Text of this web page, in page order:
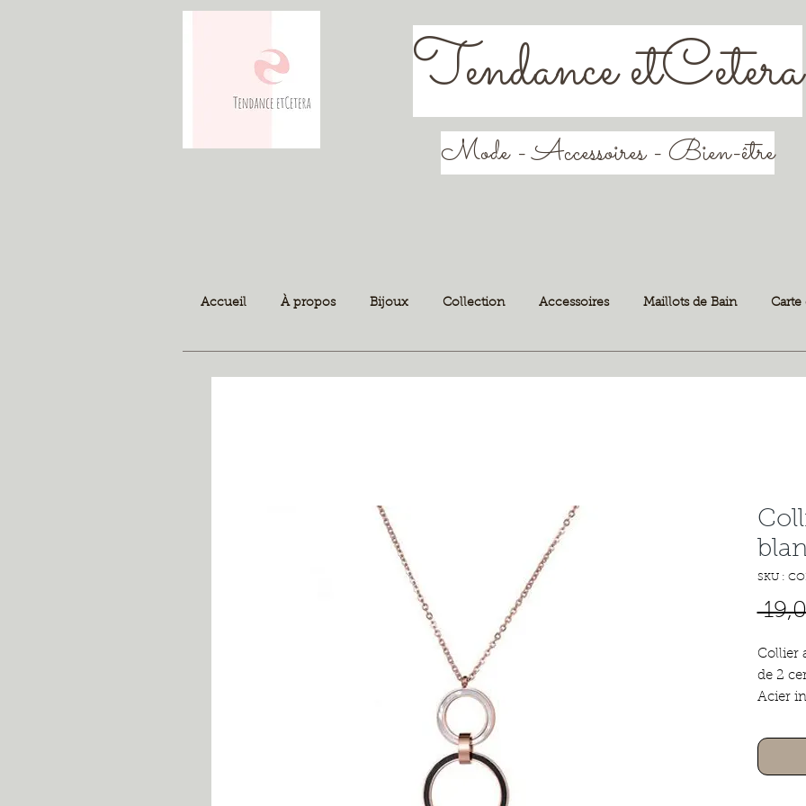
Tendance etCetera
Mode - Accessoires - Bien-être
Accueil À propos Bijoux Collection Accessoires Maillots de Bain Carte
SKU :
Collier
de 2
Acier